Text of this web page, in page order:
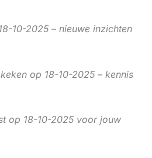
10-2025 – nieuwe inzichten
op 18-10-2025 – kennis
op 18-10-2025 voor jouw